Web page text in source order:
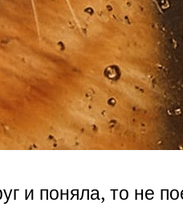
и поняла, то не